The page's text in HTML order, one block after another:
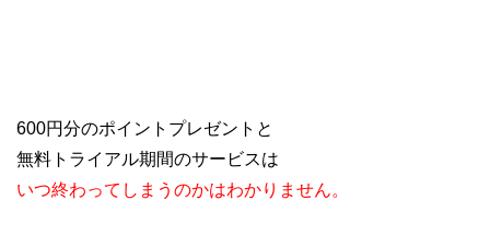
600円分のポイントプレゼントと
無料トライアル期間のサービスは
いつ終わってしまうのかはわかりません。